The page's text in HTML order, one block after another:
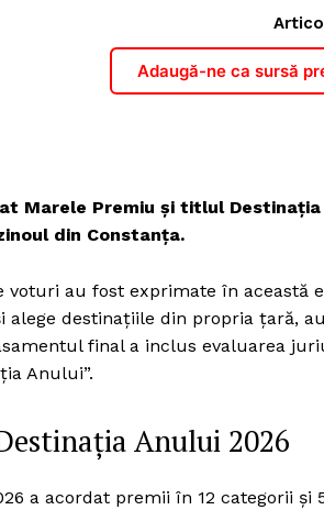
Adaugă-ne ca sursă
Marele Premiu și titlul
din Constanța.
voturi au fost exprimate în
alege destinațiile din propria țară,
final a inclus evaluarea
Anului”.
Anului 2026
a acordat premii în 12 categorii